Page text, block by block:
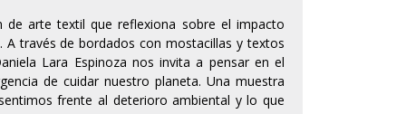
de arte textil que reflexiona sobre el impacto
A través de bordados con mostacillas y textos
Lara Espinoza nos invita a pensar en el
de cuidar nuestro planeta. Una muestra
frente al deterioro ambiental y lo que